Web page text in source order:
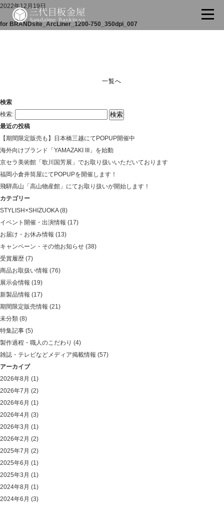
2022年12月19日
for BRANDsite_ArcLiner_1200-750_350dpi_007
一覧へ
検索
検索:
最近の投稿
【期間限定販売も】日本橋三越にてPOPUP開催中
海外向けブランド「YAMAZAKI III」を始動
京セラ美術館「歌川国芳展」でお取り扱いいただいております
福岡小倉井筒屋にてPOPUPを開催します！
飛騨高山「高山物産館」にてお取り扱いが開始します！
カテゴリー
STYLISH×SHIZUOKA(8)
イベント開催・出演情報 (17)
お届け・お休み情報 (13)
キャンペーン・その他お知らせ (38)
受賞履歴 (7)
商品お取扱い情報 (76)
展示会情報 (19)
新製品情報 (17)
期間限定販売情報 (21)
未分類 (8)
特集記事 (5)
製作過程・職人のこだわり (4)
雑誌・テレビなどメディア掲載情報 (57)
アーカイブ
2026年8月 (1)
2026年7月 (2)
2026年6月 (1)
2026年4月 (3)
2026年3月 (1)
2026年2月 (2)
2025年7月 (2)
2025年6月 (1)
2025年3月 (1)
2024年8月 (1)
2024年6月 (3)